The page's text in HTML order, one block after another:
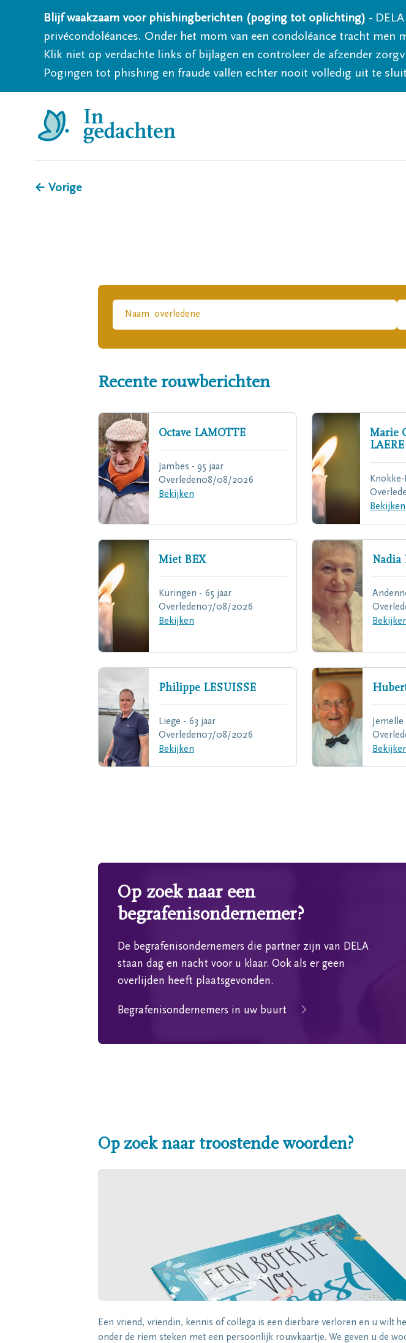
Blijf waakzaam voor phishingberichten (poging tot oplichting) -
privécondoléances. Onder het mom van een condoléance tracht men
Klik niet op verdachte links of bijlagen en controleer de afzender
Pogingen tot phishing en fraude vallen echter nooit volledig uit te
← Vorige
Recente rouwberichten
Octave LAMOTTE
Jambes - 95 jaar
Overleden08/08/2026
Bekijken
Marie
LAERE
Bekijken
Miet BEX
Kuringen - 65 jaar
Overleden07/08/2026
Bekijken
Nadia
Philippe LESUISSE
Liege - 63 jaar
Overleden07/08/2026
Bekijken
Op zoek naar een
begrafenisondernemer?
De begrafenisondernemers die partner zijn van DELA
staan dag en nacht voor u klaar. Ook als er geen
overlijden heeft plaatsgevonden.
Begrafenisondernemers in uw buurt
Op zoek naar troostende woorden?
Een vriend, vriendin, kennis of collega is een dierbare verloren en u wilt
onder de riem steken met een persoonlijk rouwkaartje. We geven u de